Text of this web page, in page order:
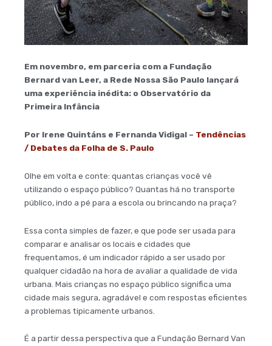
Em novembro, em parceria com a Fundação
Bernard van Leer, a Rede Nossa São Paulo lançará
uma experiência inédita: o Observatório da
Primeira Infância
Por Irene Quintáns e Fernanda Vidigal – Tendências
/ Debates da Folha de S. Paulo
Olhe em volta e conte: quantas crianças você vê
utilizando o espaço público? Quantas há no transporte
público, indo a pé para a escola ou brincando na praça?
Essa conta simples de fazer, e que pode ser usada para
comparar e analisar os locais e cidades que
frequentamos, é um indicador rápido a ser usado por
qualquer cidadão na hora de avaliar a qualidade de vida
urbana. Mais crianças no espaço público significa uma
cidade mais segura, agradável e com respostas eficientes
a problemas tipicamente urbanos.
É a partir dessa perspectiva que a Fundação Bernard Van